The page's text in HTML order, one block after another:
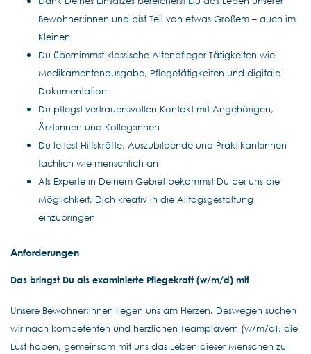
Bewohner:innen und bist Teil von etwas Großem – auch im
Kleinen
Du übernimmst klassische Altenpfleger-Tätigkeiten wie
Medikamentenausgabe, Pflegetätigkeiten und digitale
Dokumentation
Du pflegst vertrauensvollen Kontakt mit Angehörigen,
Ärzt:innen und Kolleg:innen
Du leitest Hilfskräfte, Auszubildende und Praktikant:innen
fachlich wie menschlich an
Als Experte in Deinem Gebiet bekommst Du bei uns die
Möglichkeit, Dich kreativ in die Alltagsgestaltung
einzubringen
Anforderungen
Das bringst Du als examinierte Pflegekraft (w/m/d) mit
Unsere Bewohner:innen liegen uns am Herzen. Deswegen suchen
wir nach kompetenten und herzlichen Teamplayern (w/m/d), die
Lust haben, gemeinsam mit uns das Leben dieser Menschen zu